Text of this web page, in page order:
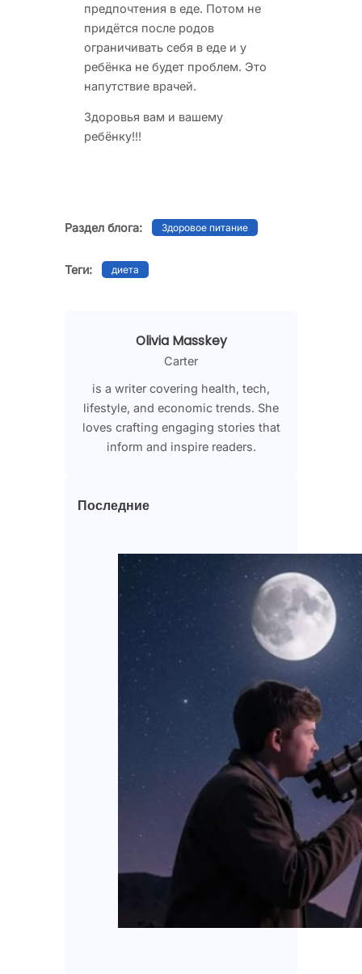
предпочтения в еде. Потом не
придётся после родов
ограничивать себя в еде и у
ребёнка не будет проблем. Это
напутствие врачей.
Здоровья вам и вашему
ребёнку!!!
Раздел блога: Здоровое питание
Теги: диета
Olivia Masskey
Carter
is a writer covering health, tech,
lifestyle, and economic trends. She
loves crafting engaging stories that
inform and inspire readers.
Последние